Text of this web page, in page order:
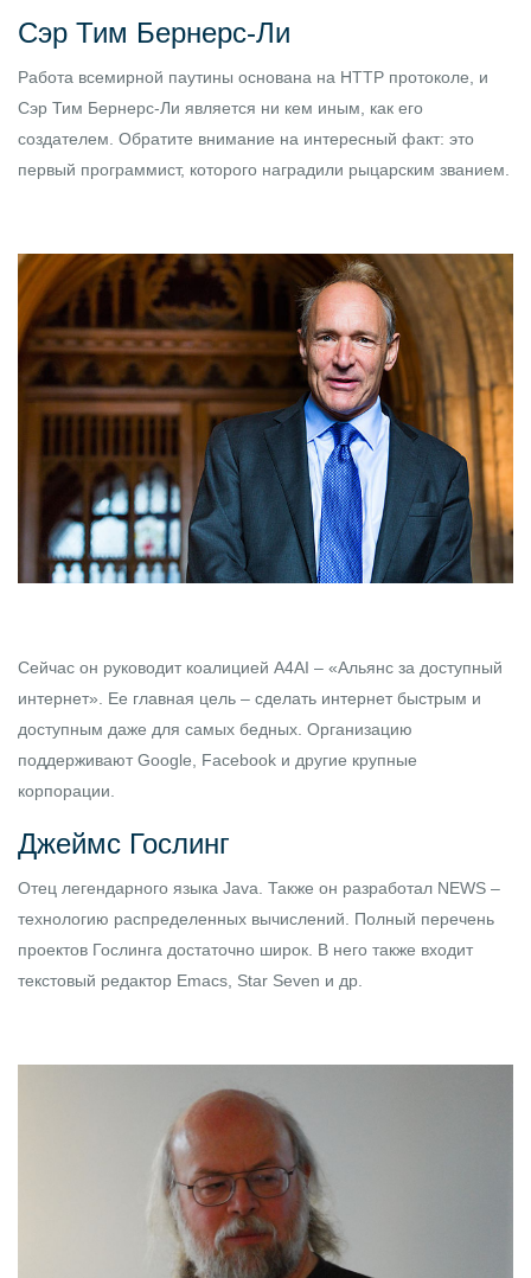
Сэр Тим Бернерс-Ли
Работа всемирной паутины основана на HTTP протоколе, и
Сэр Тим Бернерс-Ли является ни кем иным, как его
создателем. Обратите внимание на интересный факт: это
первый программист, которого наградили рыцарским званием.
Сейчас он руководит коалицией A4AI – «Альянс за доступный
интернет». Ее главная цель – сделать интернет быстрым и
доступным даже для самых бедных. Организацию
поддерживают Google, Facebook и другие крупные
корпорации.
Джеймс Гослинг
Отец легендарного языка Java. Также он разработал NEWS –
технологию распределенных вычислений. Полный перечень
проектов Гослинга достаточно широк. В него также входит
текстовый редактор Emacs, Star Seven и др.